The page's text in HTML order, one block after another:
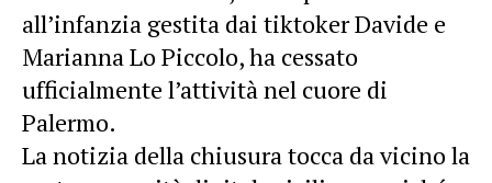
all’infanzia gestita dai tiktoker Davide e
Marianna Lo Piccolo, ha cessato
ufficialmente l’attività nel cuore di
Palermo.
La notizia della chiusura tocca da vicino la